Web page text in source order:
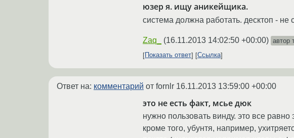
юзер я. ищу аникейщика.
система должна работать. десктоп - не
Zaq_ (16.11.2013 14:02:50 +00:00) автор
Показать ответ
Ссылка
Ответ на: комментарий от fornlr 16.11.2013 13:59:00 +00:00
это не есть факт, мсье дюк
нужно пользовать винду. это все
кроме того, убунтя, например,